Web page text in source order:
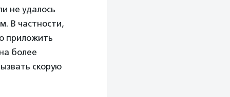
не удалось
В частности,
приложить
более
скорую